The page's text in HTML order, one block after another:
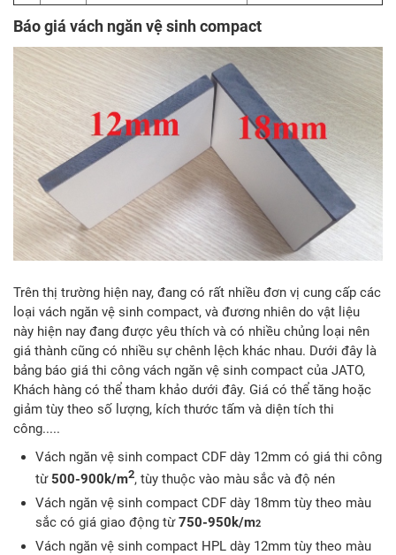
Báo giá vách ngăn vệ sinh compact
Trên thị trường hiện nay, đang có rất nhiều đơn vị cung cấp các
loại vách ngăn vệ sinh compact, và đương nhiên do vật liệu
này hiện nay đang được yêu thích và có nhiều chủng loại nên
giá thành cũng có nhiều sự chênh lệch khác nhau. Dưới đây là
bảng báo giá thi công vách ngăn vệ sinh compact của JATO,
Khách hàng có thể tham khảo dưới đây. Giá có thể tăng hoặc
giảm tùy theo số lượng, kích thước tấm và diện tích thi
công.....
Vách ngăn vệ sinh compact CDF dày 12mm có giá thi công
từ500-900k/m2, tùy thuộc vào màu sắc và độ nén
Vách ngăn vệ sinh compact CDF dày 18mm tùy theo màu
sắc có giá giao động từ750-950k/m2
Vách ngăn vệ sinh compact HPL dày 12mm tùy theo màu